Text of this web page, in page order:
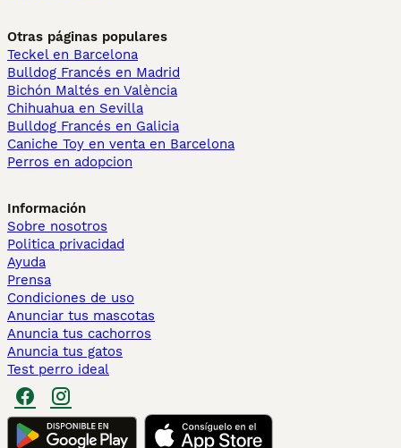
Otras páginas populares
Teckel en Barcelona
Bulldog Francés en Madrid
Bichón Maltés en València
Chihuahua en Sevilla
Bulldog Francés en Galicia
Caniche Toy en venta en Barcelona
Perros en adopcion
Información
Sobre nosotros
Politica privacidad
Ayuda
Prensa
Condiciones de uso
Anunciar tus mascotas
Anuncia tus cachorros
Anuncia tus gatos
Test perro ideal